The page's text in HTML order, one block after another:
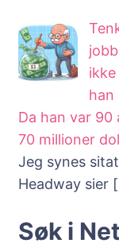
han
Da han var 90
70 millioner
Jeg synes
Headway sier
Søk i